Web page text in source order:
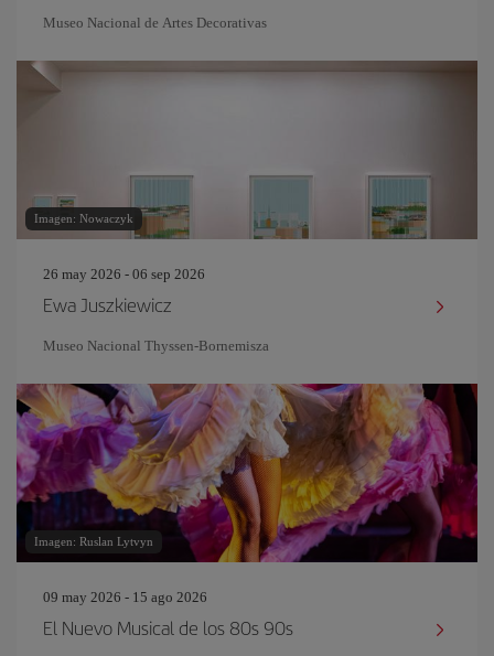
Museo Nacional de Artes Decorativas
Imagen: Nowaczyk
26 may 2026 - 06 sep 2026
Ewa Juszkiewicz
Museo Nacional Thyssen-Bornemisza
Imagen: Ruslan Lytvyn
09 may 2026 - 15 ago 2026
El Nuevo Musical de los 80s 90s